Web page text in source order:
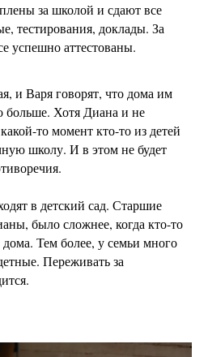
за школой и сдают все
тестирования, доклады. За
успешно аттестованы.
и Варя говорят, что дома им
больше. Хотя Диана и не
то момент кто-то из детей
школу. И в этом не будет
в детский сад. Старшие
было сложнее, когда кто-то
дома. Тем более, у семьи много
Переживать за